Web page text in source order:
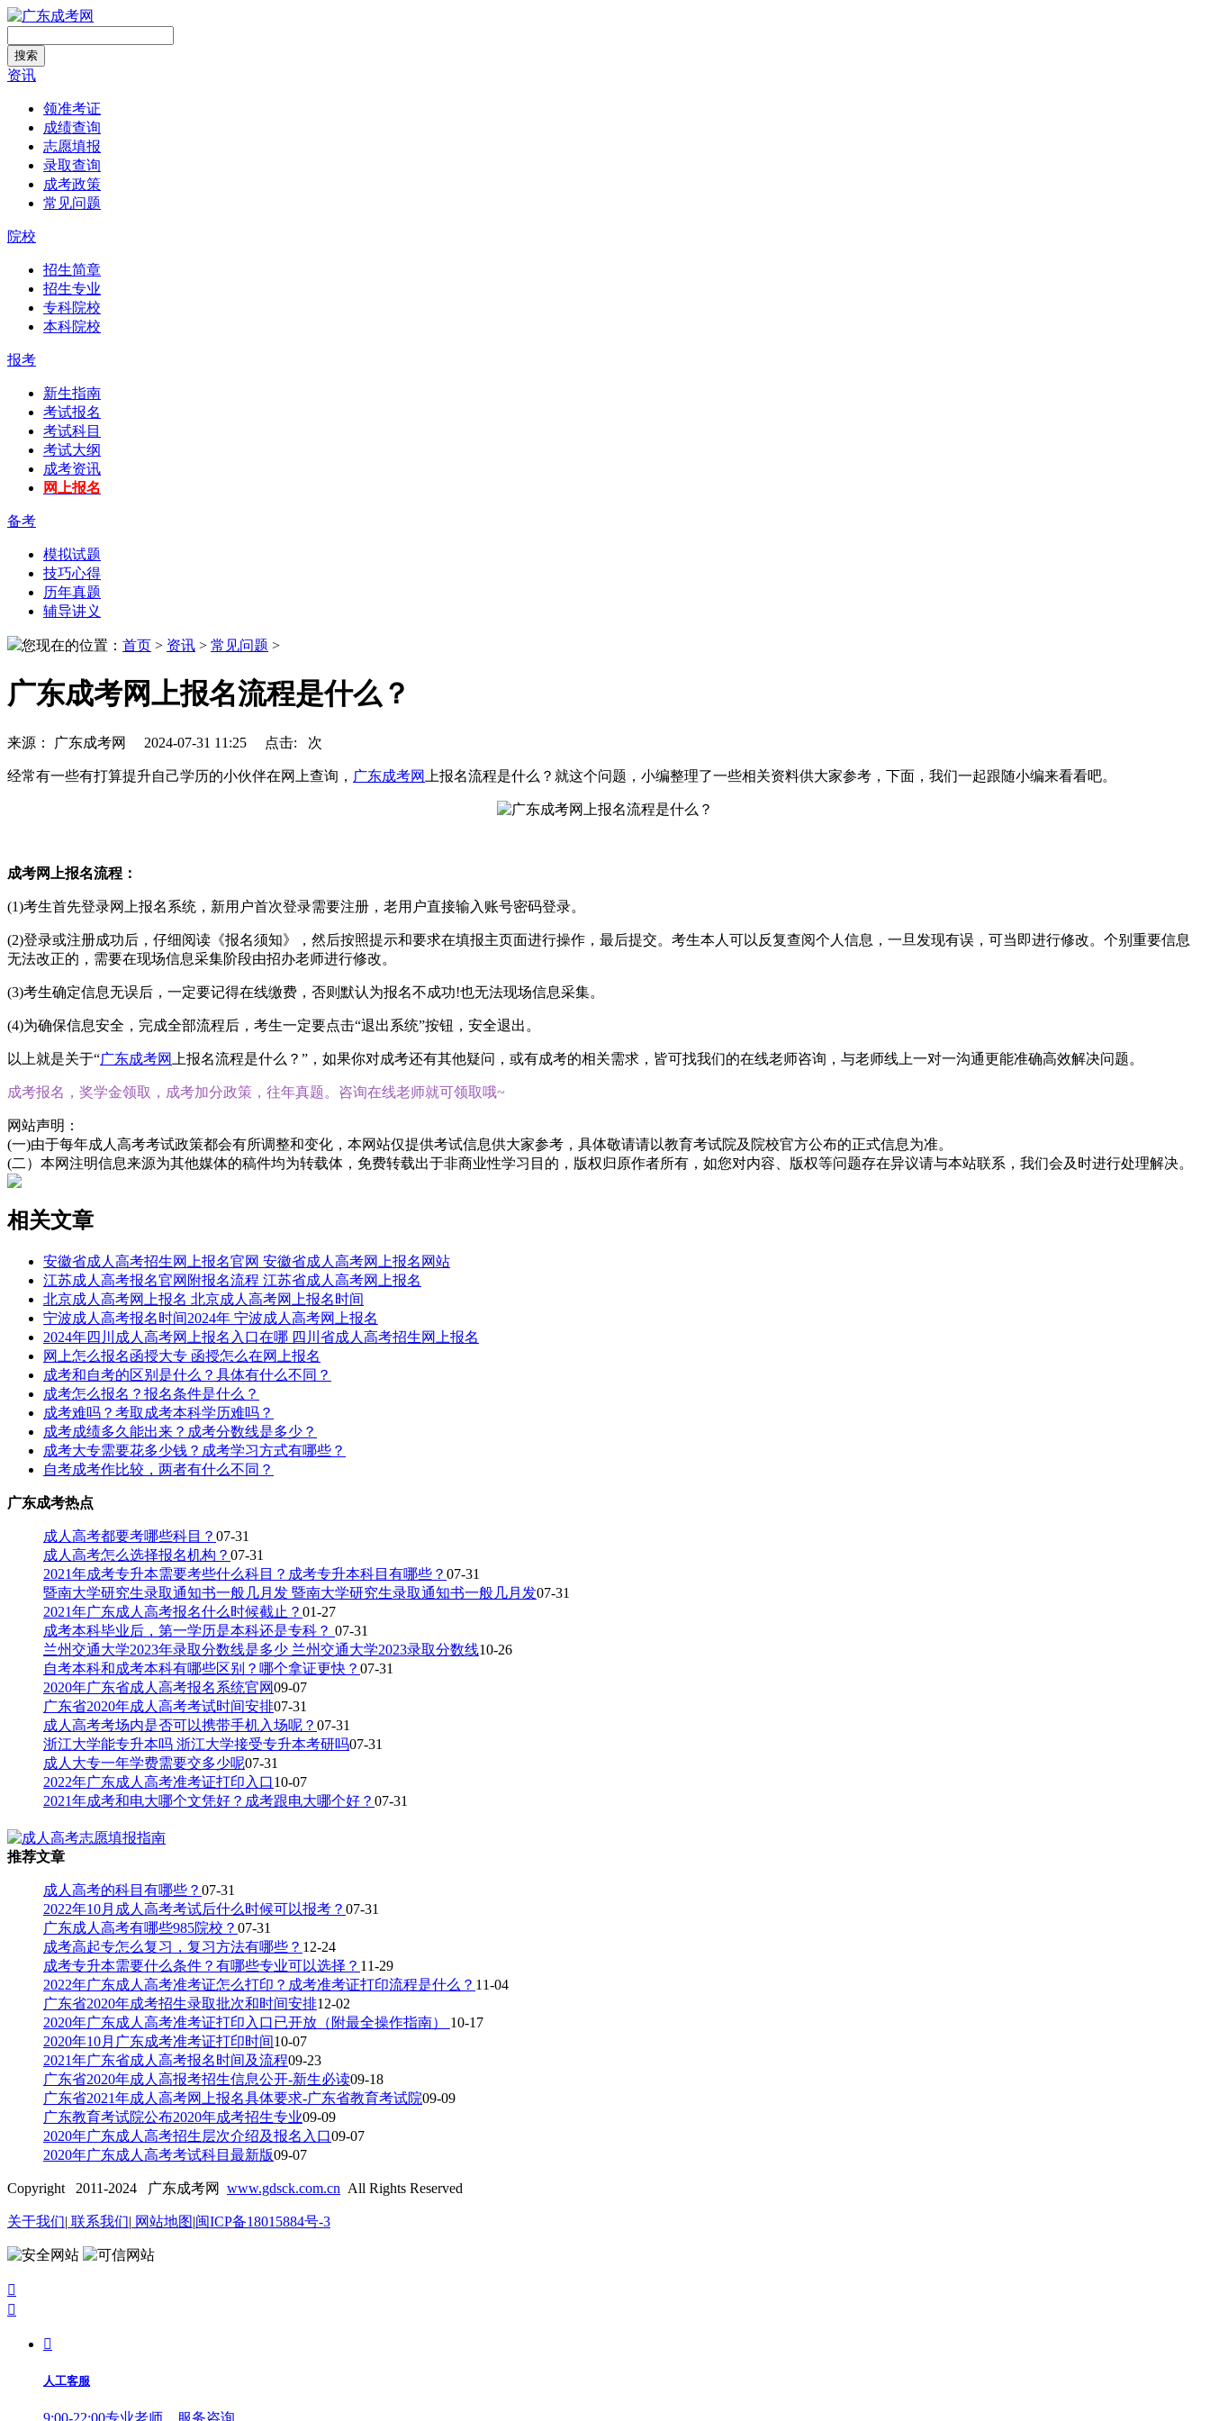
搜索
资讯
领准考证
成绩查询
志愿填报
录取查询
成考政策
常见问题
院校
招生简章
招生专业
专科院校
本科院校
报考
新生指南
考试报名
考试科目
考试大纲
成考资讯
网上报名
备考
模拟试题
技巧心得
历年真题
辅导讲义
您现在的位置： 首页 > 资讯 > 常见问题 >
广东成考网上报名流程是什么？
来源： 广东成考网 2024-07-31 11:25 点击: 次
经常有一些有打算提升自己学历的小伙伴在网上查询， 广东成考网 上报名流程是什么？就这个问题，小编整理了一些相关资料供大家参考，下面，我们一起跟随小编来看看吧。
成考网上报名流程：
(1)考生首先登录网上报名系统，新用户首次登录需要注册，老用户直接输入账号密码登录。
(2)登录或注册成功后，仔细阅读《报名须知》，然后按照提示和要求在填报主页面进行操作，最后提交。考生本人可以反复查阅个人信息，一旦发现有误，可当即进行修改。个别重要信息
无法改正的，需要在现场信息采集阶段由招办老师进行修改。
(3)考生确定信息无误后，一定要记得在线缴费，否则默认为报名不成功!也无法现场信息采集。
(4)为确保信息安全，完成全部流程后，考生一定要点击“退出系统”按钮，安全退出。
以上就是关于“广东成考网 上报名流程是什么？”，如果你对成考还有其他疑问，或有成考的相关需求，皆可找我们的在线老师咨询，与老师线上一对一沟通更能准确高效解决问题。
成考报名，奖学金领取，成考加分政策，往年真题。咨询在线老师就可领取哦~
网站声明：
(一)由于每年成人高考考试政策都会有所调整和变化，本网站仅提供考试信息供大家参考，具体敬请请以教育考试院及院校官方公布的正式信息为准。
(二）本网注明信息来源为其他媒体的稿件均为转载体，免费转载出于非商业性学习目的，版权归原作者所有，如您对内容、版权等问题存在异议请与本站联系，我们会及时进行处理解决。
相关文章
安徽省成人高考招生网上报名官网 安徽省成人高考网上报名网站
江苏成人高考报名官网附报名流程 江苏省成人高考网上报名
北京成人高考网上报名 北京成人高考网上报名时间
宁波成人高考报名时间2024年 宁波成人高考网上报名
2024年四川成人高考网上报名入口在哪 四川省成人高考招生网上报名
网上怎么报名函授大专 函授怎么在网上报名
成考和自考的区别是什么？具体有什么不同？
成考怎么报名？报名条件是什么？
成考难吗？考取成考本科学历难吗？
成考成绩多久能出来？成考分数线是多少？
成考大专需要花多少钱？成考学习方式有哪些？
自考成考作比较，两者有什么不同？
广东成考热点
成人高考都要考哪些科目？ 07-31
成人高考怎么选择报名机构？ 07-31
2021年成考专升本需要考些什么科目？成考专升本科目有哪些？ 07-31
暨南大学研究生录取通知书一般几月发 暨南大学研究生录取通知书一般几月发07-31
2021年广东成人高考报名什么时候截止？ 01-27
成考本科毕业后，第一学历是本科还是专科？ 07-31
兰州交通大学2023年录取分数线是多少 兰州交通大学2023录取分数线10-26
自考本科和成考本科有哪些区别？哪个拿证更快？ 07-31
2020年广东省成人高考报名系统官网09-07
广东省2020年成人高考考试时间安排07-31
成人高考考场内是否可以携带手机入场呢？ 07-31
浙江大学能专升本吗 浙江大学接受专升本考研吗07-31
成人大专一年学费需要交多少呢07-31
2022年广东成人高考准考证打印入口10-07
2021年成考和电大哪个文凭好？成考跟电大哪个好？ 07-31
推荐文章
成人高考的科目有哪些？ 07-31
2022年10月成人高考考试后什么时候可以报考？ 07-31
广东成人高考有哪些985院校？ 07-31
成考高起专怎么复习，复习方法有哪些？ 12-24
成考专升本需要什么条件？有哪些专业可以选择？ 11-29
2022年广东成人高考准考证怎么打印？成考准考证打印流程是什么？ 11-04
广东省2020年成考招生录取批次和时间安排12-02
2020年广东成人高考准考证打印入口已开放（附最全操作指南） 10-17
2020年10月广东成考准考证打印时间10-07
2021年广东省成人高考报名时间及流程09-23
广东省2020年成人高报考招生信息公开-新生必读09-18
广东省2021年成人高考网上报名具体要求-广东省教育考试院09-09
广东教育考试院公布2020年成考招生专业09-09
2020年广东成人高考招生层次介绍及报名入口09-07
2020年广东成人高考考试科目最新版09-07
Copyright 2011-2024 广东成考网 www.gdsck.com.cn All Rights Reserved
关于我们| 联系我们| 网站地图|闽ICP备18015884号-3



人工客服
9:00-22:00专业老师，服务咨询